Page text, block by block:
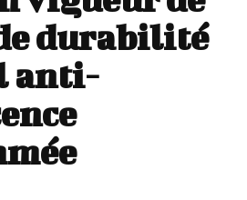
durabilité
anti-